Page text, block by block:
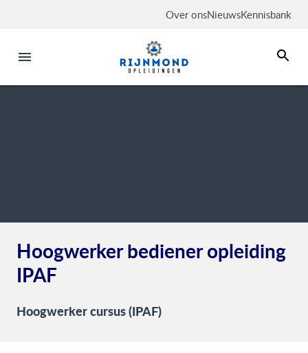
Over onsNieuwsKennisbank
Hoogwerker bediener opleiding
IPAF
Hoogwerker cursus (IPAF)